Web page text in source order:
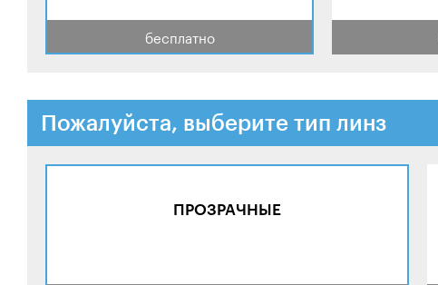
бесплатно
Пожалуйста, выберите тип линз
ПРОЗРАЧНЫЕ